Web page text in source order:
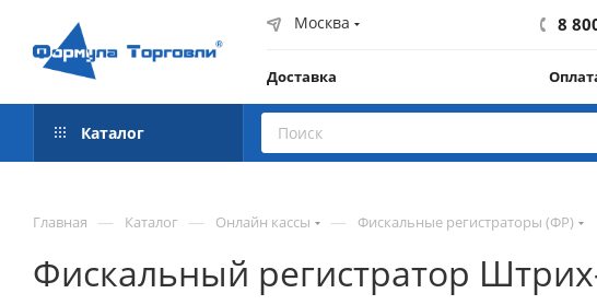
Москва 8
Доставка
Каталог
Главная — Каталог — Онлайн кассы — Фискальные регистраторы (ФР)
Фискальный регистратор